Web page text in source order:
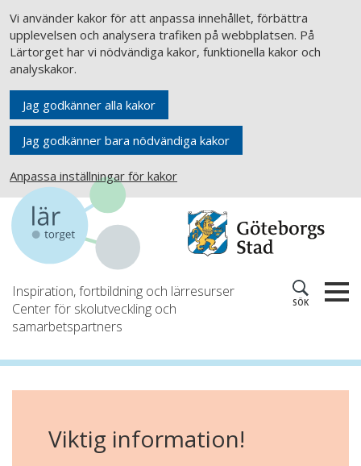
Vi använder kakor för att anpassa innehållet, förbättra
upplevelsen och analysera trafiken på webbplatsen. På
Lärtorget har vi nödvändiga kakor, funktionella kakor och
analyskakor.
Jag godkänner alla kakor
Jag godkänner bara nödvändiga kakor
Anpassa inställningar för kakor
Inspiration, fortbildning och lärresurser
Center för skolutveckling och
samarbetspartners
SÖK
Viktig information!